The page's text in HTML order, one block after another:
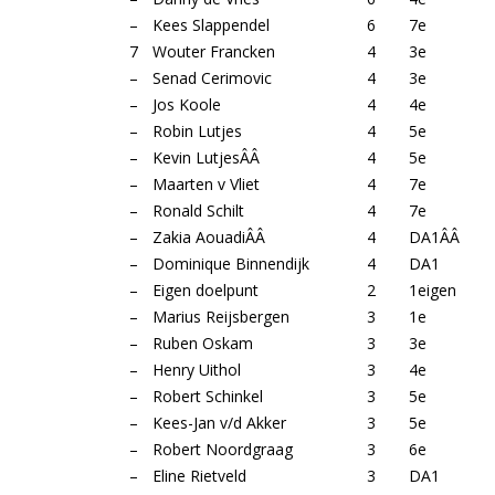
–
Kees Slappendel 6
7e
7
Wouter Francken 4
3e
–
Senad Cerimovic 4
3e
–
Jos Koole 4
4e
–
Robin Lutjes 4
5e
–
Kevin LutjesÂÂ 4
5e
–
Maarten v Vliet 4
7e
–
Ronald Schilt 4
7e
–
Zakia AouadiÂÂ 4
DA1ÂÂ
–
Dominique Binnendijk 4
DA1
–
Eigen doelpunt 2
1eigen
–
Marius Reijsbergen 3
1e
–
Ruben Oskam 3
3e
–
Henry Uithol 3
4e
–
Robert Schinkel 3
5e
–
Kees-Jan v/d Akker 3
5e
–
Robert Noordgraag 3
6e
–
Eline Rietveld 3
DA1